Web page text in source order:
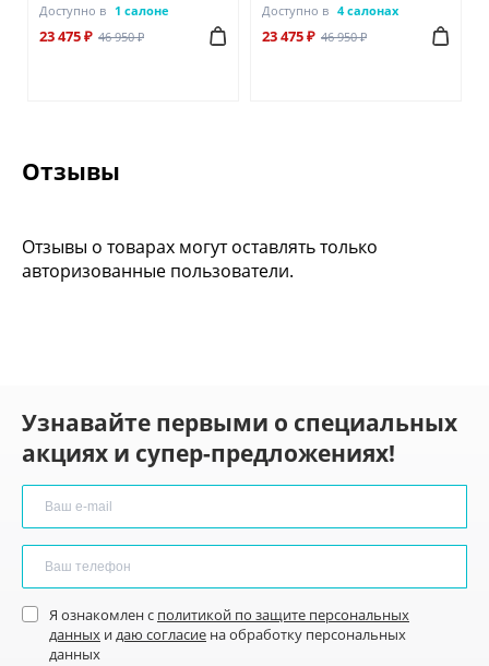
Доступно в 1 салоне
23 475 ₽ 46 950 ₽
Доступно в 4 салонах
23 475 ₽ 46 950 ₽
Отзывы
Отзывы о товарах могут оставлять только
авторизованные пользователи.
Узнавайте первыми о специальных
акциях и супер-предложениях!
Я ознакомлен с политикой по защите персональных
данных идаю согласие на обработку персональных
данных